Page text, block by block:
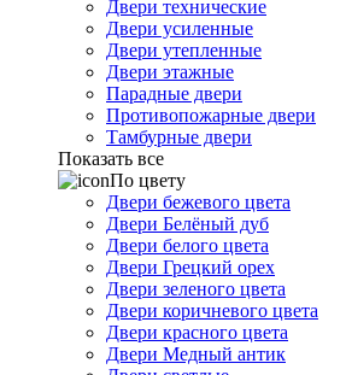
Двери технические
Двери усиленные
Двери утепленные
Двери этажные
Парадные двери
Противопожарные двери
Тамбурные двери
Показать все
По цвету
Двери бежевого цвета
Двери Белёный дуб
Двери белого цвета
Двери Грецкий орех
Двери зеленого цвета
Двери коричневого цвета
Двери красного цвета
Двери Медный антик